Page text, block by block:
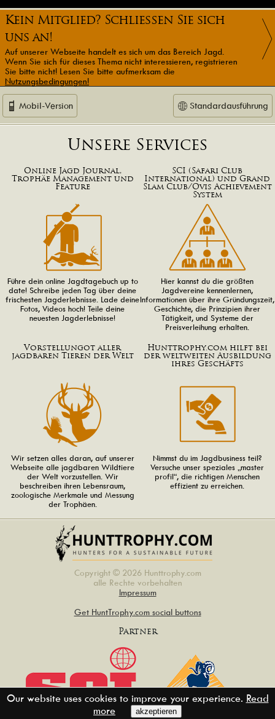
Kein Mitglied? Schließen Sie sich
uns an!
Auf unserer Webseite handelt es sich um das Bereich Jagd.
Wenn Sie sich für dieses Thema nicht interessieren, registrieren
Sie bitte nicht! Lesen Sie bitte aufmerksam die
Nutzungsbedingungen!
Mobil-Version Standardausführung
Unsere Services
Online Jagd Journal,
Trophäe Management und
Feature
Führe dein online Jagdtagebuch up to
date! Schreibe jeden Tag über deine
frischesten Jagderlebnisse. Lade deine
Fotos, Videos hoch! Teile deine
neuesten Jagderlebnisse!
SCI (Safari Club
International) und Grand
Slam Club/Ovis Achievement
System
Hier kannst du die größten
Jagdvereine kennenlernen,
Informationen über ihre Gründungszeit,
Geschichte, die Prinzipien ihrer
Tätigkeit, und Systeme der
Preisverleihung erhalten.
Vorstellungot aller
jagdbaren Tieren der Welt
Wir setzen alles daran, auf unserer
Webseite alle jagdbaren Wildtiere
der Welt vorzustellen. Wir
beschreiben ihren Lebensraum,
zoologische Merkmale und Messung
der Trophäen.
Hunttrophy.com hilft bei
der weltweiten Ausbildung
ihres Geschäfts
Nimmst du im Jagdbusiness teil?
Versuche unser speziales „master
profil“, die richtigen Menschen
effizient zu erreichen.
Copyright © 2026 Hunttrophy.com
alle Rechte vorbehalten
Impressum
Get HuntTrophy.com social buttons
Partner
Our website uses cookies to improve your experience. Read
more
akzeptieren